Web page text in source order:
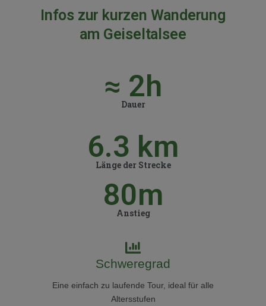
Infos zur kurzen Wanderung
am Geiseltalsee
Dauer
≈ 2h
Länge der Strecke
6.3 km
Anstieg
80m
Schweregrad
Eine einfach zu laufende Tour, ideal für alle
Altersstufen